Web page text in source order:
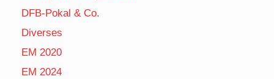
DFB-Pokal & Co.
Diverses
EM 2020
EM 2024